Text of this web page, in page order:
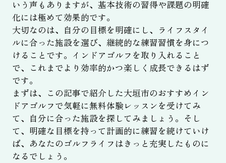
いう声もありますが、基本技術の習得や課題の明確
化には極めて効果的です。
大切なのは、自分の目標を明確にし、ライフスタイ
ルに合った施設を選び、継続的な練習習慣を身につ
けることです。インドアゴルフを取り入れること
で、これまでより効率的かつ楽しく成長できるはず
です。
まずは、この記事で紹介した大垣市のおすすめイン
ドアゴルフで気軽に無料体験レッスンを受けてみ
て、自分に合った施設を探してみましょう。そし
て、明確な目標を持って計画的に練習を続けていけ
ば、あなたのゴルフライフはきっと充実したものに
なるでしょう。